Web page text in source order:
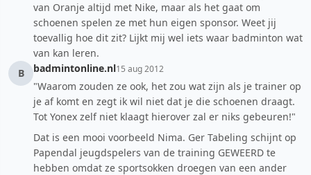
van Oranje altijd met Nike, maar als het gaat om
schoenen spelen ze met hun eigen sponsor. Weet jij
toevallig hoe dit zit? Lijkt mij wel iets waar badminton wat
van kan leren.
B
badmintonline.nl15 aug 2012
"Waarom zouden ze ook, het zou wat zijn als je trainer op
je af komt en zegt ik wil niet dat je die schoenen draagt.
Tot Yonex zelf niet klaagt hierover zal er niks gebeuren!"
Dat is een mooi voorbeeld Nima. Ger Tabeling schijnt op
Papendal jeugdspelers van de training GEWEERD te
hebben omdat ze sportsokken droegen van een ander